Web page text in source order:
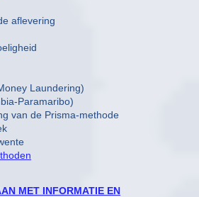
aflevering
Laundering)
Paramaribo)
van de Prisma-methode
MET INFORMATIE EN